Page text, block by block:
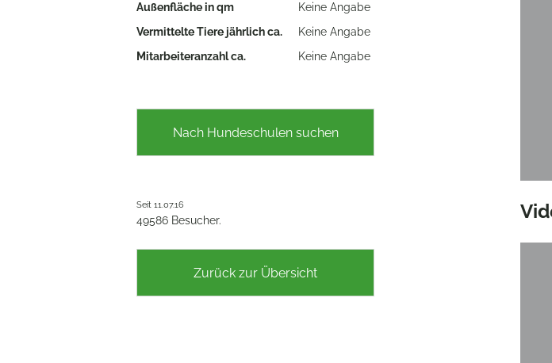
Außenfläche in qm
Keine Angabe
Vermittelte Tiere jährlich ca.
Keine Angabe
Mitarbeiteranzahl ca.
Keine Angabe
Nach Hundeschulen suchen
Seit 11.07.16
49586 Besucher.
Zurück zur Übersicht